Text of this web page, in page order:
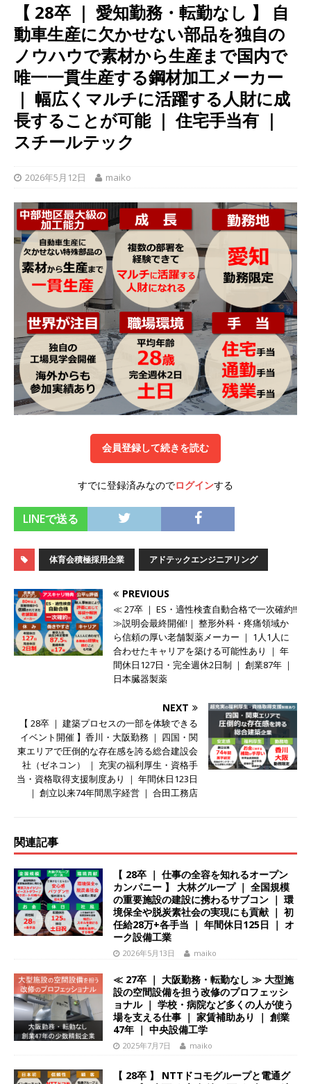
る優良企業一覧（26社）
体育会積極採用企業
[ 2026年5月16日 ] 【 2028卒 】 今すぐ受けられ
る優良企業一覧（17社）
体育会積極採用企業
[ 2026年5月15日 ] 【 28卒 ｜ カプコンが体育会
学生を求めアスキヤリ限定イベント開催!! 】 世界
230以上の国・地域で愛される日本屈指のゲーム
メーカー ｜ 9期連続の最高益・11期連続の10%
以上営業増益を達成 ｜ プライム上場 ｜ カプコン
[ 2026年5月15日 ]
【 28卒 ｜ 早期選考直結型の
インターン!! 】 M&A仲介業 ｜ 入社2年目の参考
年収1,631万円 ｜ 設立以降連続売上増 ｜ 土日祝
完全休み ｜ プライム上場 ｜ M&A総合研究所
体育会積極採用企業
[ 2026年5月15日 ] 【 28卒 ｜ インターンシップ
参加者は書類選考・一次面接免除 】 M&A総研の
グループ企業 ｜ 日本トップレベルの企業へ幅広
いコンサルを行う ｜ スタートアップの成長性×
大手グループとしての安定性バツグン ｜ 年収
500万スタート ｜ 土日祝休み ｜ 東京勤務 ｜ ク
オンツ・コンサルティング
体育会積極採用企
[ 2026年5月14日 ]
【 28卒 ｜ ES自動合格!! 】 文
理不問 ｜ 世界中のシェア約80％・国内シェア
50％以上の製品保有!! ｜ 一眼レフ大手メーカー
全てと取引する国内トップシェアのマグネシウム
部品製造メーカー ｜ 賞与前年度実績6.5ヵ月・平
均6ヶ月以上 ｜ ミツワ電機工業
体育会積極採
用企業
プと電通グループの傘下 ｜ 初任給40万 ｜ 人よ
り速く、高い成長を求める人には超魅力的な挑戦
環境!! ｜ 日本で初めてインターネット広告事業を
始めたパイオニア企業 ｜ CARTA HOLDINGS
シップ 】スタンダード上場 ｜ 業界No.1 企業医
療機関向け広告・人材営業 ｜ 未経験からコンサ
ル、マーケティング、ブランディングが経験でき
る ｜ 土日祝休み ｜ 年間休日124日 ｜ ギミック
体育会積極採用企業
[ 2026年5月14日 ] 【 28卒 ｜ 不動産・営業を知
れる仕事体験開催 】大阪勤務・転勤なし ｜ 関西
知名度抜群の総合不動産会社 ｜ マンション販売
戸数近畿圏第3位 ｜ 初任給30万+手当、1年目で
年収1,000万も目指せる ｜ 年間休日120～125日
【 28卒 ｜ 愛知勤務・転勤なし 】 自
動車生産に欠かせない部品を独自の
ノウハウで素材から生産まで国内で
唯一一貫生産する鋼材加工メーカー
｜ 幅広くマルチに活躍する人財に成
長することが可能 ｜ 住宅手当有 ｜
スチールテック
2026年5月12日 maiko
会員登録して続きを読む
すでに登録済みなのでログインする
LINEで送る
体育会積極採用企業 アドテックエンジニアリング
PREVIOUS
≪ 27卒 ｜ ES・適性検査自動合格で一次確約!!
≫説明会最終開催!｜ 整形外科・疼痛領域か
ら信頼の厚い老舗製薬メーカー ｜ 1人1人に
合わせたキャリアを築ける可能性あり ｜ 年
間休日127日・完全週休2日制 ｜ 創業87年 ｜
日本臓器製薬
NEXT
【 28卒 ｜ 建築プロセスの一部を体験できる
イベント開催 】香川・大阪勤務 ｜ 四国・関
東エリアで圧倒的な存在感を誇る総合建設会
社（ゼネコン） ｜ 充実の福利厚生・資格手
当・資格取得支援制度あり ｜ 年間休日123日
｜ 創立以来74年間黒字経営 ｜ 合田工務店
関連記事
【 28卒 ｜ 仕事の全容を知れるオープン
カンパニー 】 大林グループ ｜ 全国規模
の重要施設の建設に携わるサブコン ｜ 環
境保全や脱炭素社会の実現にも貢献 ｜ 初
任給28万+各手当 ｜ 年間休日125日 ｜ オ
ーク設備工業
2026年5月13日 maiko
≪ 27卒 ｜ 大阪勤務・転勤なし ≫ 大型施
設の空間設備を担う改修のプロフェッシ
ョナル ｜ 学校・病院など多くの人が使う
場を支える仕事 ｜ 家賃補助あり ｜ 創業
47年 ｜ 中央設備工学
2025年7月7日 maiko
【 28卒 】 NTTドコモグループと電通グ